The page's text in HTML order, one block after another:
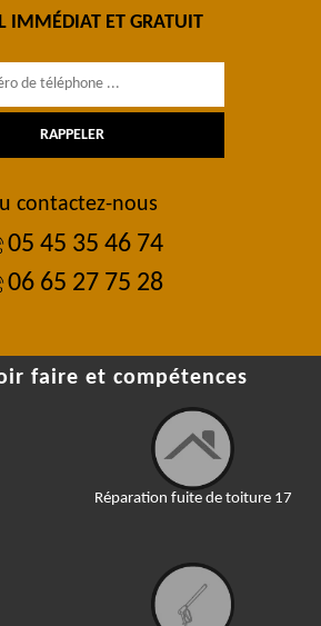
IMMÉDIAT ET GRATUIT
contactez-nous
05 45 35 46 74
06 65 27 75 28
faire et compétences
Réparation fuite de toiture 17